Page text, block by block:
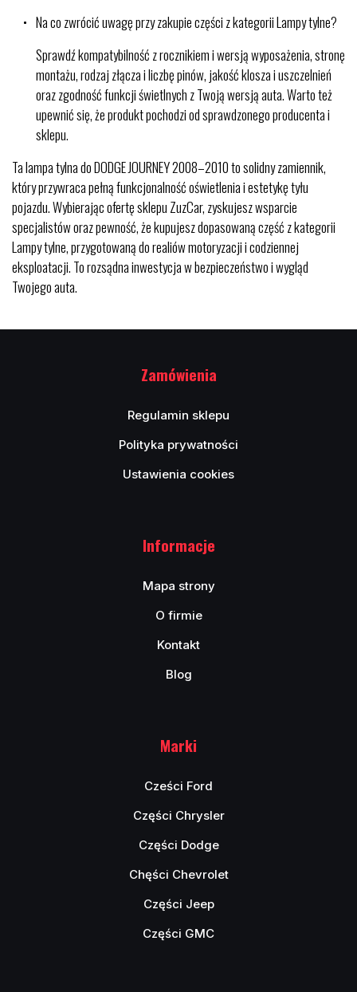
Na co zwrócić uwagę przy zakupie części z kategorii Lampy tylne?
Sprawdź kompatybilność z rocznikiem i wersją wyposażenia, stronę
montażu, rodzaj złącza i liczbę pinów, jakość klosza i uszczelnień
oraz zgodność funkcji świetlnych z Twoją wersją auta. Warto też
upewnić się, że produkt pochodzi od sprawdzonego producenta i
sklepu.
Ta lampa tylna do DODGE JOURNEY 2008–2010 to solidny zamiennik,
który przywraca pełną funkcjonalność oświetlenia i estetykę tyłu
pojazdu. Wybierając ofertę sklepu ZuzCar, zyskujesz wsparcie
specjalistów oraz pewność, że kupujesz dopasowaną część z kategorii
Lampy tylne, przygotowaną do realiów motoryzacji i codziennej
eksploatacji. To rozsądna inwestycja w bezpieczeństwo i wygląd
Twojego auta.
Zamówienia
Regulamin sklepu
Polityka prywatności
Ustawienia cookies
Informacje
Mapa strony
O firmie
Kontakt
Blog
Marki
Cześci Ford
Części Chrysler
Części Dodge
Chęści Chevrolet
Części Jeep
Części GMC